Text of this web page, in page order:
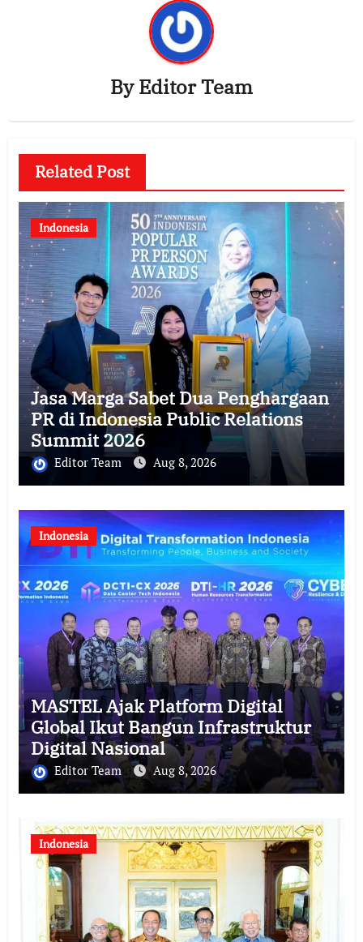
ByEditor Team
Related Post
Indonesia
Jasa Marga Sabet Dua Penghargaan
PR di Indonesia Public Relations
Summit 2026
Editor Team Aug 8, 2026
Indonesia
MASTEL Ajak Platform Digital
Global Ikut Bangun Infrastruktur
Digital Nasional
Editor Team Aug 8, 2026
Indonesia